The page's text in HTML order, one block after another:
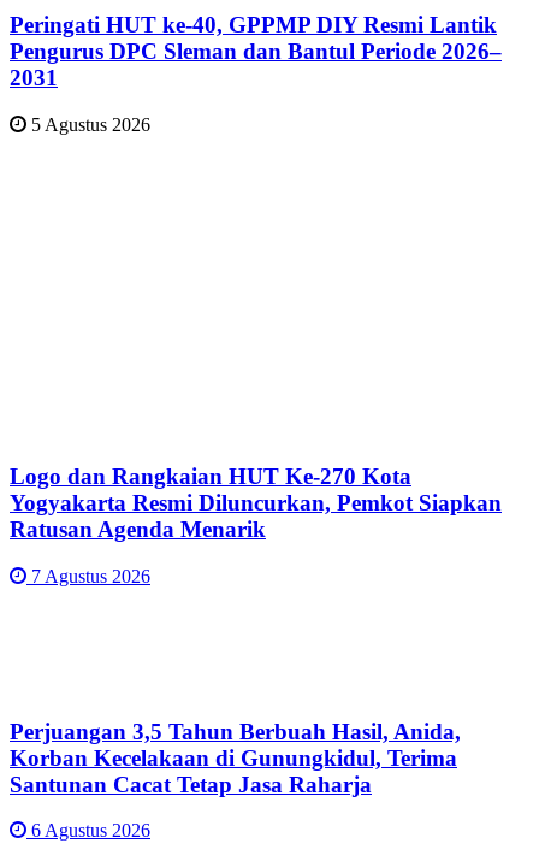
Peringati HUT ke-40, GPPMP DIY Resmi Lantik
Pengurus DPC Sleman dan Bantul Periode 2026–
2031
5 Agustus 2026
Logo dan Rangkaian HUT Ke-270 Kota
Yogyakarta Resmi Diluncurkan, Pemkot Siapkan
Ratusan Agenda Menarik
7 Agustus 2026
Perjuangan 3,5 Tahun Berbuah Hasil, Anida,
Korban Kecelakaan di Gunungkidul, Terima
Santunan Cacat Tetap Jasa Raharja
6 Agustus 2026